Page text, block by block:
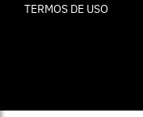
TERMOS DE USO